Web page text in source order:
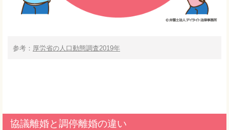
参考： 厚労省の人口動態調査2019年
協議離婚と調停離婚の違い